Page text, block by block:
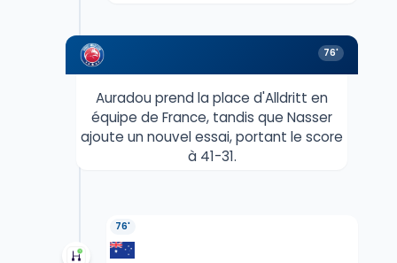
76'
Auradou prend la place d'Alldritt en
équipe de France, tandis que Nasser
ajoute un nouvel essai, portant le score
à 41-31.
76'